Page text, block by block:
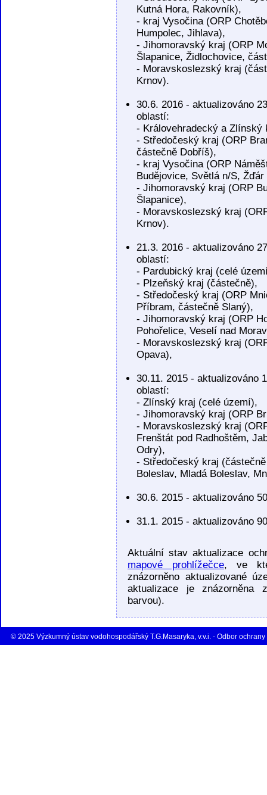
Kutná Hora, Rakovník),
- kraj Vysočina (ORP
Humpolec, Jihlava),
- Jihomoravský kraj (ORP
Šlapanice, Židlochovice,
- Moravskoslezský kraj
Krnov).
30.6. 2016 - aktualizováno
oblastí:
- Královehradecký a Zlínský
- Středočeský kraj (ORP
částečně Dobříš),
- kraj Vysočina (ORP
Budějovice, Světlá n/S, Žďár
- Jihomoravský kraj (ORP
Šlapanice),
- Moravskoslezský kraj
Krnov).
21.3. 2016 - aktualizováno
oblastí:
- Pardubický kraj (celé
- Plzeňský kraj (částečně),
- Středočeský kraj (ORP
Příbram, částečně Slaný),
- Jihomoravský kraj (ORP
Pohořelice, Veselí nad
- Moravskoslezský kraj
Opava),
30.11. 2015 - aktualizováno
oblastí:
- Zlínský kraj (celé území),
- Jihomoravský kraj (ORP
- Moravskoslezský kraj
Frenštát pod Radhoštěm,
Odry),
- Středočeský kraj
Boleslav, Mladá Boleslav,
30.6. 2015 - aktualizováno
31.1. 2015 - aktualizováno
Aktuální stav aktualizace
mapové prohlížečce, ve
znázorněno aktualizované
aktualizace je znázorněna
barvou).
© 2025 Výzkumný ústav vodohospodářský T.G.Masaryka, v.v.i. - Odbor